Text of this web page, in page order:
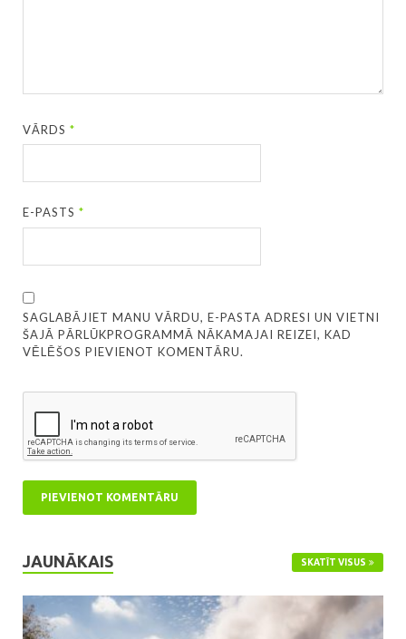
VĀRDS*
E-PASTS*
SAGLABĀJIET MANU VĀRDU, E-PASTA ADRESI UN VIETNI
ŠAJĀ PĀRLŪKPROGRAMMĀ NĀKAMAJAI REIZEI, KAD
VĒLĒŠOS PIEVIENOT KOMENTĀRU.
JAUNĀKAIS SKATĪT VISUS